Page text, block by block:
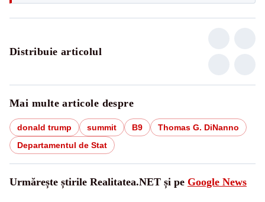
Distribuie articolul
Mai multe articole despre
donald trump summit B9
Thomas G. DiNanno
Departamentul de Stat
Urmărește știrile Realitatea.NET și pe Google News